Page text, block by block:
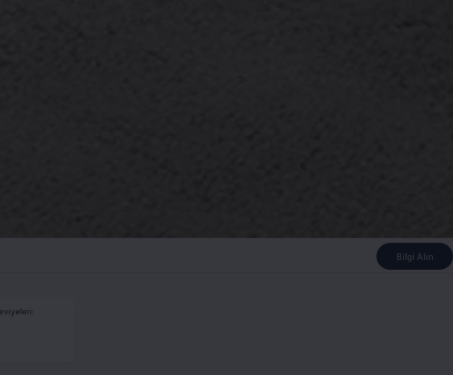
Bilgi Alın